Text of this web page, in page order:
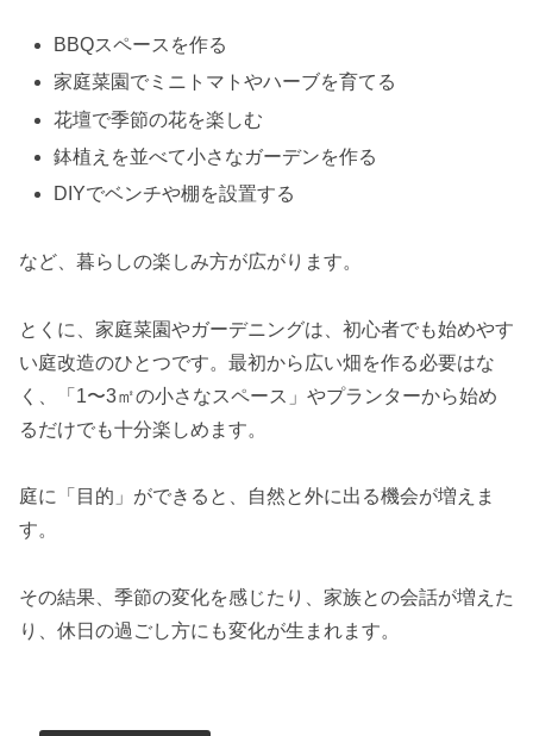
BBQスペースを作る
家庭菜園でミニトマトやハーブを育てる
花壇で季節の花を楽しむ
鉢植えを並べて小さなガーデンを作る
DIYでベンチや棚を設置する
など、暮らしの楽しみ方が広がります。
とくに、家庭菜園やガーデニングは、初心者でも始めやす
い庭改造のひとつです。最初から広い畑を作る必要はな
く、「1〜3㎡の小さなスペース」やプランターから始め
るだけでも十分楽しめます。
庭に「目的」ができると、自然と外に出る機会が増えま
す。
その結果、季節の変化を感じたり、家族との会話が増えた
り、休日の過ごし方にも変化が生まれます。